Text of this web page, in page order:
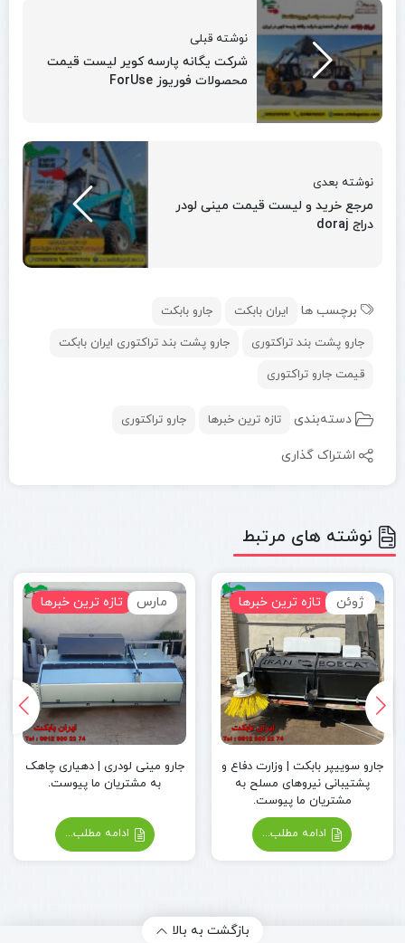
نوشته قبلی
شرکت یگانه پارسه کویر لیست قیمت
محصولات فوریوز ForUse
نوشته بعدی
مرجع خرید و لیست قیمت مینی لودر
دراج doraj
برچسب ها ایران بابکت
جارو بابکت
جارو پشت بند تراکتوری
جارو پشت بند تراکتوری ایران بابکت
قیمت جارو تراکتوری
دسته‌بندی تازه ترین خبرها جارو تراکتوری
اشتراک گذاری
نوشته های مرتبط
تازه ترین خبرها ژوئن
جارو سوییپر بابکت | وزارت دفاع و
پشتیبانی نیروهای مسلح به
مشتریان ما پیوست.
ادامه مطلب...
تازه ترین خبرها مارس
جارو مینی لودری | دهیاری چاهک
به مشتریان ما پیوست.
ادامه مطلب...
بازگشت به بالا